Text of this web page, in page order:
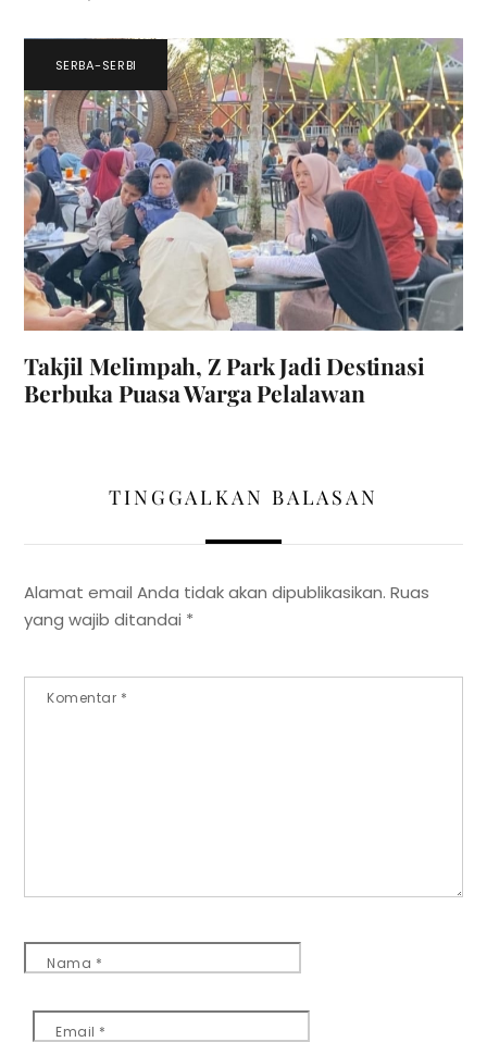
SERBA-SERBI
Takjil Melimpah, Z Park Jadi Destinasi
Berbuka Puasa Warga Pelalawan
TINGGALKAN BALASAN
Alamat email Anda tidak akan dipublikasikan. Ruas
yang wajib ditandai *
Komentar *
Nama *
Email *